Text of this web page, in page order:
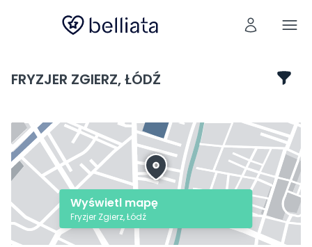
FRYZJER ZGIERZ, ŁÓDŹ
Wyświetl mapę
Fryzjer Zgierz, Łódź